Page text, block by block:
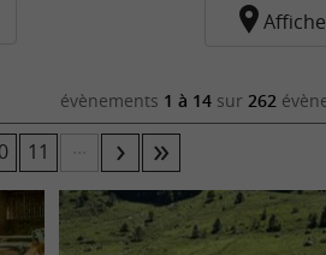
évènements 1 à 14 sur 262
11